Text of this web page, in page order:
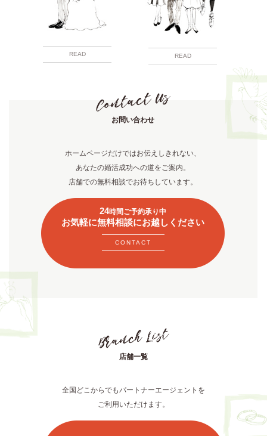
READ READ
お問い合わせ
ホームページだけではお伝えしきれない、
あなたの婚活成功への道をご案内。
店舗での無料相談でお待ちしています。
24時間ご予約承り中
お気軽に無料相談にお越しください
CONTACT
店舗一覧
全国どこからでもパートナーエージェントを
ご利用いただけます。